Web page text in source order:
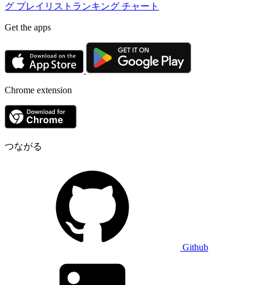
グ プレイリストランキング チャート
Get the apps
Chrome extension
つながる
Github